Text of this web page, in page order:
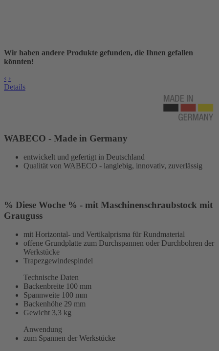
Wir haben andere Produkte gefunden, die Ihnen gefallen
könnten!
‹ ›
Details
WABECO - Made in Germany
entwickelt und gefertigt in Deutschland
Qualität von WABECO - langlebig, innovativ, zuverlässig
% Diese Woche % - mit Maschinenschraubstock mit
Grauguss
mit Horizontal- und Vertikalprisma für Rundmaterial
offene Grundplatte zum Durchspannen oder Durchbohren der
Werkstücke
Trapezgewindespindel
Technische Daten
Backenbreite 100 mm
Spannweite 100 mm
Backenhöhe 29 mm
Gewicht 3,3 kg
Anwendung
zum Spannen der Werkstücke